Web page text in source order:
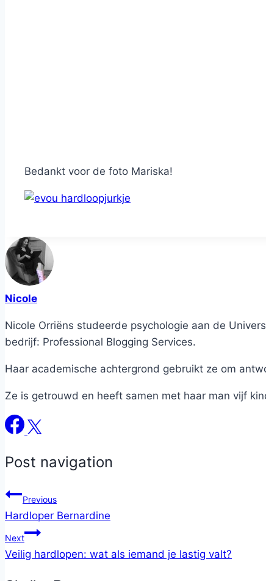
Bedankt voor de foto Mariska!
Nicole
Nicole Orriëns studeerde psychologie aan de
bedrijf: Professional Blogging Services.
Haar academische achtergrond gebruikt ze om
Ze is getrouwd en heeft samen met haar man vijf
Post navigation
Previous
Hardloper Bernardine
Next
Veilig hardlopen: wat als iemand je lastig valt?